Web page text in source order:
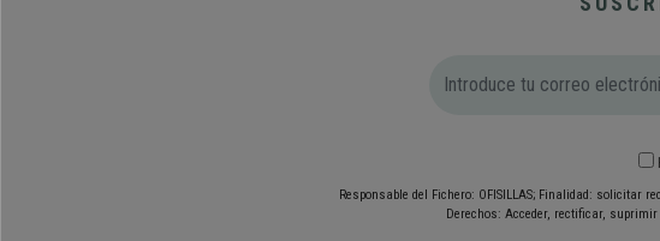
Responsable del Fichero: OFISILLAS; Finalidad:
Derechos: Acceder, rectificar,